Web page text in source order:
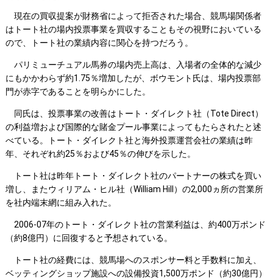
現在の買収提案が財務省によって拒否された場合、競馬場関係者
はトート社の場内投票事業を買収することもその視野においている
ので、トート社の業績内容に関心を持つだろう。
パリミューチュアル馬券の場内売上高は、入場者の全体的な減少
にもかかわらず約1.75％増加したが、ボウモント氏は、場内投票部
門が赤字であることを明らかにした。
同氏は、投票事業の改善はトート・ダイレクト社（Tote Direct）
の利益増および国際的な賭金プール事業によってもたらされたと述
べている。トート・ダイレクト社と海外投票運営会社の業績は昨
年、それぞれ約25％および45％の伸びを示した。
トート社は昨年トート・ダイレクト社のパートナーの株式を買い
増し、またウィリアム・ヒル社（William Hill）の2,000ヵ所の営業所
を社内端末網に組み入れた。
2006‐07年のトート・ダイレクト社の営業利益は、約400万ポンド
（約8億円）に回復すると予想されている。
トート社の経費には、競馬場へのスポンサー料と手数料に加え、
ベッティングショップ施設への設備投資1,500万ポンド（約30億円）